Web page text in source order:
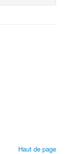
Haut de page